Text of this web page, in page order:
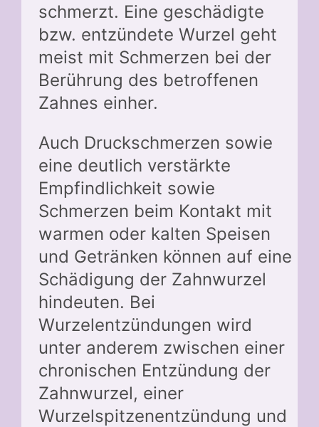
schmerzt. Eine geschädigte
bzw. entzündete Wurzel geht
meist mit Schmerzen bei der
Berührung des betroffenen
Zahnes einher.
Auch Druckschmerzen sowie
eine deutlich verstärkte
Empfindlichkeit sowie
Schmerzen beim Kontakt mit
warmen oder kalten Speisen
und Getränken können auf eine
Schädigung der Zahnwurzel
hindeuten. Bei
Wurzelentzündungen wird
unter anderem zwischen einer
chronischen Entzündung der
Zahnwurzel, einer
Wurzelspitzenentzündung und